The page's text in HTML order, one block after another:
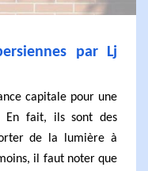
par Lj
capitale pour une
En fait, ils sont des
de la lumière à
il faut noter que